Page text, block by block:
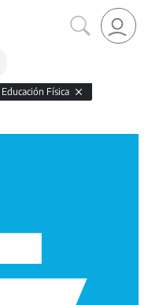
Educación Física